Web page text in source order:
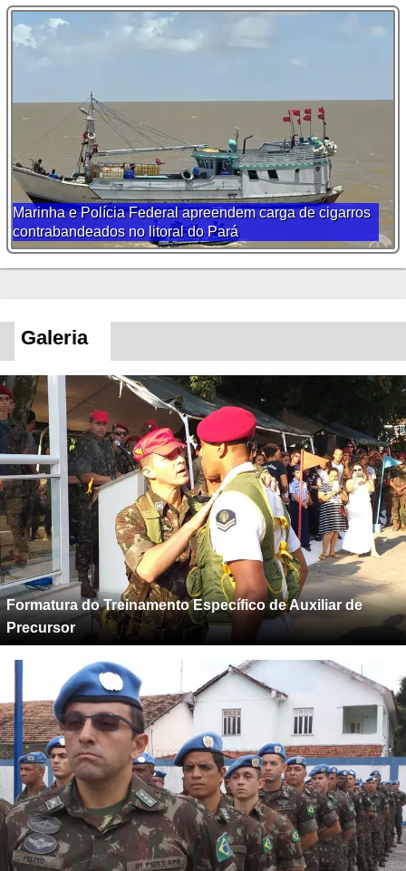
Marinha e Polícia Federal apreendem carga de cigarros
contrabandeados no litoral do Pará
Galeria
Formatura do Treinamento Específico de Auxiliar de
Precursor